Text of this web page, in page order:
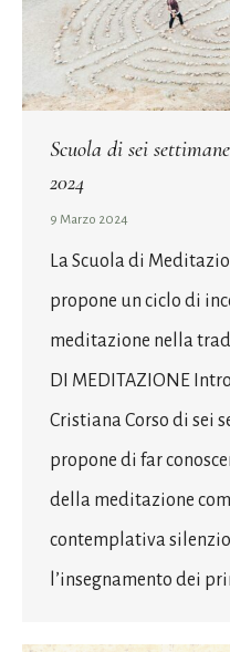
Scuola di sei
2024
9 Marzo 2024
La Scuola di
propone un ciclo di
meditazione nella
DI MEDITAZIONE
Cristiana Corso di sei
propone di far
della meditazione
contemplativa
l’insegnamento dei